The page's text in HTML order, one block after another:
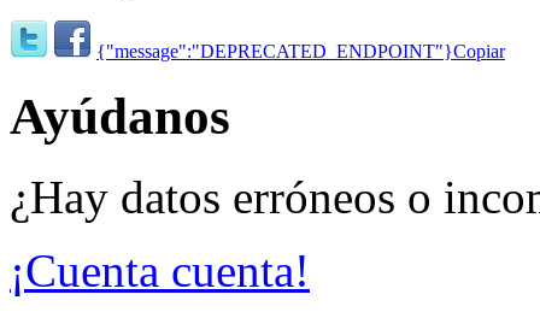
{"message":"DEPRECATED_ENDPOINT"}Copiar
Ayúdanos
¿Hay datos erróneos o
¡Cuenta cuenta!